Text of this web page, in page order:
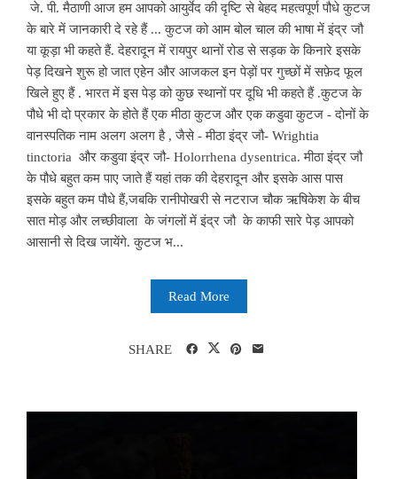
जे. पी. मैठाणी आज हम आपको आयुर्वेद की दृष्टि से बेहद महत्वपूर्ण पौधे कुटज
के बारे में जानकारी दे रहे हैं ... कुटज को आम बोल चाल की भाषा में इंद्र जौ
या कूड़ा भी कहते हैं. देहरादून में रायपुर थानों रोड से सड़क के किनारे इसके
पेड़ दिखने शुरू हो जात एहेन और आजकल इन पेड़ों पर गुच्छों में सफ़ेद फूल
खिले हुए हैं . भारत में इस पेड़ को कुछ स्थानों पर दूधि भी कहते हैं .कुटज के
पौधे भी दो प्रकार के होते हैं एक मीठा कुटज और एक कडुवा कुटज - दोनों के
वानस्पतिक नाम अलग अलग है , जैसे - मीठा इंद्र जौ- Wrightia
tinctoria और कडुवा इंद्र जौ- Holorrhena dysentrica. मीठा इंद्र जौ
के पौधे बहुत कम पाए जाते हैं यहां तक की देहरादून और इसके आस पास
इसके बहुत कम पौधे हैं,जबकि रानीपोखरी से नटराज चौक ऋषिकेश के बीच
सात मोड़ और लच्छीवाला के जंगलों में इंद्र जौ के काफी सारे पेड़ आपको
आसानी से दिख जायेंगे. कुटज भ...
Read More
SHARE